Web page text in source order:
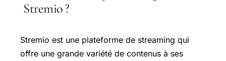
Stremio ?
Stremio est une plateforme de streaming qui
offre une grande variété de contenus à ses